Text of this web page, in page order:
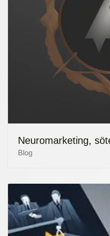
Neuromarketing,
Blog